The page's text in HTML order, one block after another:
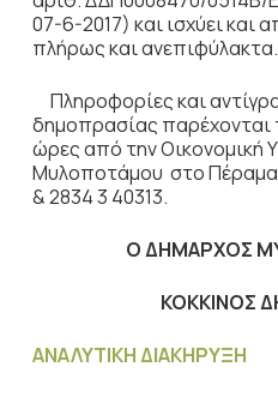
07-6-2017) και ισχύει και
πλήρως και ανεπιφύλακτα.
Πληροφορίες και
δημοπρασίας παρέχονται
ώρες από την Οικονομική
Μυλοποτάμου στο
& 2834 3 40313.
Ο ΔΗΜΑΡΧΟΣ
ΚΟΚΚΙΝΟΣ
ΑΝΑΛΥΤΙΚΗ ΔΙΑΚΗΡΥΞΗ